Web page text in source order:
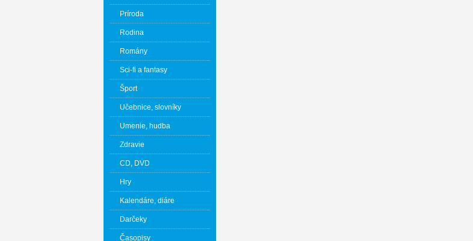
Príroda
Rodina
Romány
Sci-fi a fantasy
Šport
Učebnice, slovníky
Umenie, hudba
Zdravie
CD, DVD
Hry
Kalendáre, diáre
Darčeky
Časopisy